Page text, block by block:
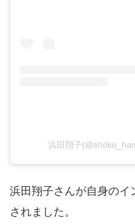
浜田翔子
浜田翔子さんが自身の
されました。